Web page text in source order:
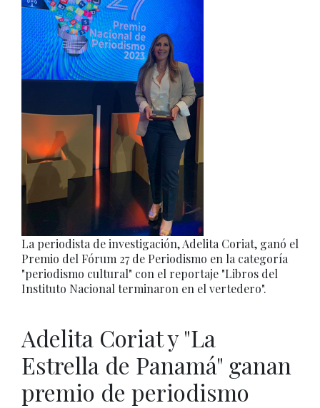
La periodista de investigación, Adelita Coriat, ganó el
Premio del Fórum 27 de Periodismo en la categoría
"periodismo cultural" con el reportaje "Libros del
Instituto Nacional terminaron en el vertedero".
Adelita Coriat y "La
Estrella de Panamá" ganan
premio de periodismo